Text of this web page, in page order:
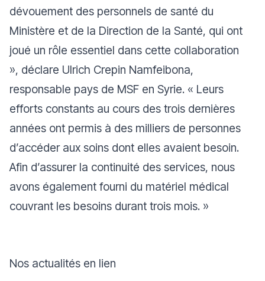
dévouement des personnels de santé du
Ministère et de la Direction de la Santé, qui ont
joué un rôle essentiel dans cette collaboration
», déclare Ulrich Crepin Namfeibona,
responsable pays de MSF en Syrie. « Leurs
efforts constants au cours des trois dernières
années ont permis à des milliers de personnes
d’accéder aux soins dont elles avaient besoin.
Afin d’assurer la continuité des services, nous
avons également fourni du matériel médical
couvrant les besoins durant trois mois. »
Nos actualités en lien